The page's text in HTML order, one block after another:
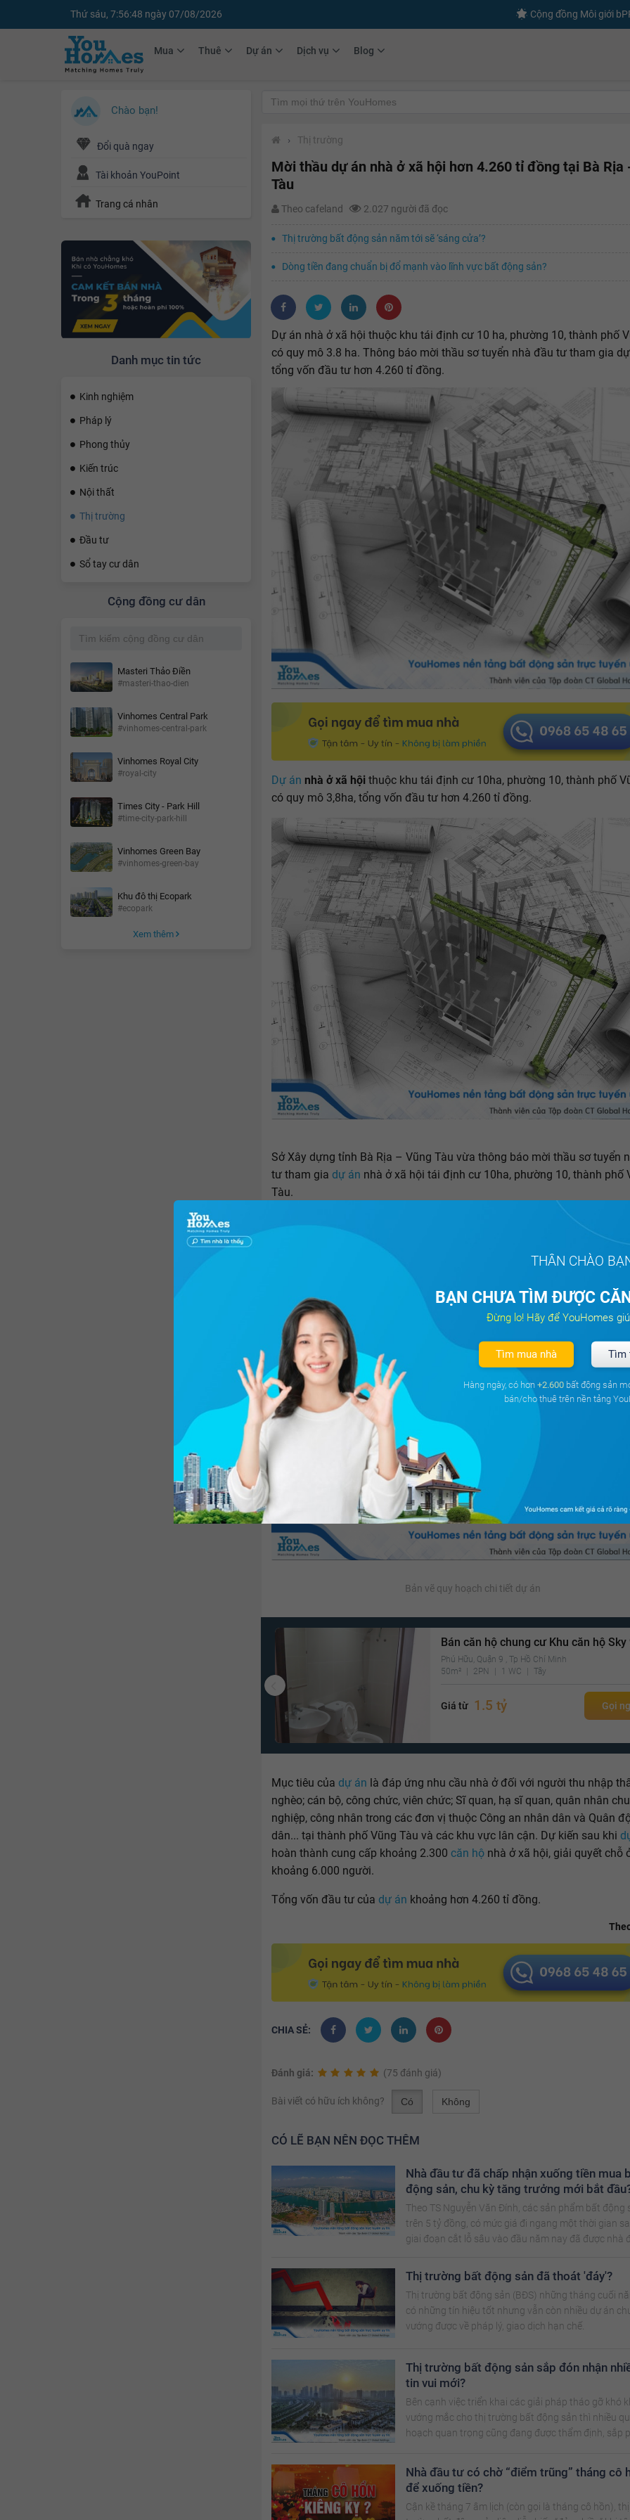
Thứ sáu, 7:56:50 ngày 07/08/2026 Cộng đồng Môi giới
Mua Thuê Dự án Dịch vụ Blog
Chào bạn!
Đổi quà ngay
Tài khoản YouPoint
Trang cá nhân
Danh mục tin tức
Kinh nghiệm
Pháp lý
Phong thủy
Kiến trúc
Nội thất
Thị trường
Đầu tư
Sổ tay cư dân
Cộng đồng cư dân
Masteri Thảo Điền
#masteri-thao-dien
Vinhomes Central Park
#vinhomes-central-park
Vinhomes Royal City
#royal-city
Times City - Park Hill
#time-city-park-hill
Vinhomes Green Bay
#vinhomes-green-bay
Khu đô thị Ecopark
#ecopark
Xem thêm
› Thị trường
Mời thầu dự án nhà ở xã hội hơn 4.260 tỉ đồng tại Bà Rịa
Tàu
Theo cafeland 2.027 người đã đọc
Thị trường bất động sản năm tới sẽ ‘sáng cửa’?
Dòng tiền đang chuẩn bị đổ mạnh vào lĩnh vực bất động sản?
Dự án nhà ở xã hội thuộc khu tái định cư 10 ha, phường 10, thành phố
có quy mô 3.8 ha. Thông báo mời thầu sơ tuyển nhà đầu tư tham gia
tổng vốn đầu tư hơn 4.260 tỉ đồng.
Dự án nhà ở xã hội thuộc khu tái định cư 10ha, phường 10, thành phố
có quy mô 3,8ha, tổng vốn đầu tư hơn 4.260 tỉ đồng.
Sở Xây dựng tỉnh Bà Rịa – Vũng Tàu vừa thông báo mời thầu sơ tuyển
tư tham gia dự án nhà ở xã hội tái định cư 10ha, phường 10, thành phố
Tàu.
có quy mô khu đất 3,8 ha. Phía Đông Bắc giáp đường quy hoạch
; phía Tây Bắc giáp đường 3/2.
Bản vẽ quy hoạch chi tiết dự án
Bán căn hộ chung cư Khu căn hộ Sky
Phú Hữu, Quận 9 , Tp Hồ Chí Minh
50m²
2PN 1 WC Tây
Giá từ 1.5 tỷ Gọi
Mục tiêu của dự án là đáp ứng nhu cầu nhà ở đối với người thu nhập
nghèo; cán bộ, công chức, viên chức; Sĩ quan, hạ sĩ quan, quân nhân
nghiệp, công nhân trong các đơn vị thuộc Công an nhân dân và Quân
dân... tại thành phố Vũng Tàu và các khu vực lân cận. Dự kiến sau khi
hoàn thành cung cấp khoảng 2.300 căn hộ nhà ở xã hội, giải quyết chỗ
khoảng 6.000 người.
Tổng vốn đầu tư của dự án khoảng hơn 4.260 tỉ đồng.
CHIA SẺ:
Đánh giá: (75 đánh giá)
Bài viết có hữu ích không? Có Không
CÓ LẼ BẠN NÊN ĐỌC THÊM
Nhà đầu tư đã chấp nhận xuống tiền mua
động sản, chu kỳ tăng trưởng mới bắt
Theo TS Nguyễn Văn Đính, các sản phẩm bất động
trên 5 tỷ đồng, có mức giá đi ngang một thời gian
giai đoạn cắt lỗ sâu vào đầu năm nay đã được nhà
Thị trường bất động sản đã thoát 'đáy'?
Thị trường bất động sản (BĐS) những tháng cuối
có những tín hiệu tốt nhưng vẫn còn nhiều dự án
vướng được về pháp lý, giao dịch hạn chế.
Thị trường bất động sản sắp đón nhận
tin vui mới?
Bên cạnh việc triển khai các giải pháp tháo gỡ khó
vướng mắc cho thị trường bất động sản thì nhiều
hoạch quan trọng cũng đang được thẩm định, sắp
Nhà đầu tư có chờ “điểm trũng” tháng cô
để xuống tiền?
Cận kề tháng 7 âm lịch (còn gọi là tháng cô hồn), thị
THÂN CHÀO
BẠN CHƯA TÌM ĐƯỢC
Đừng lo! Hãy để YouHomes
Tìm mua nhà Tìm
Hàng ngày, có hơn +2.600 bất động sản
bán/cho thuê trên nền tảng